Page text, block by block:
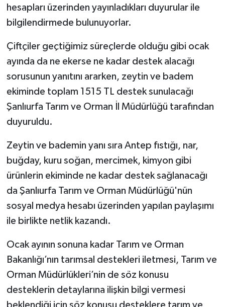
hesapları üzerinden yayınladıkları duyurular ile
bilgilendirmede bulunuyorlar.
Çiftçiler geçtiğimiz süreçlerde olduğu gibi ocak
ayında da ne ekerse ne kadar destek alacağı
sorusunun yanıtını ararken, zeytin ve badem
ekiminde toplam 1515 TL destek sunulacağı
Şanlıurfa Tarım ve Orman İl Müdürlüğü tarafından
duyuruldu.
Zeytin ve bademin yanı sıra Antep fıstığı, nar,
buğday, kuru soğan, mercimek, kimyon gibi
ürünlerin ekiminde ne kadar destek sağlanacağı
da Şanlıurfa Tarım ve Orman Müdürlüğü'nün
sosyal medya hesabı üzerinden yapılan paylaşımı
ile birlikte netlik kazandı.
Ocak ayının sonuna kadar Tarım ve Orman
Bakanlığı’nın tarımsal destekleri iletmesi, Tarım ve
Orman Müdürlükleri’nin de söz konusu
desteklerin detaylarına ilişkin bilgi vermesi
beklendiği için söz konusu desteklere tarım ve